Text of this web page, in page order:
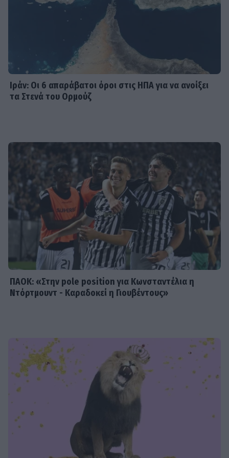
Λένα Παπαληγούρα για Άκη Πάντο:
«Ο γάμος μας είναι πολύ καλύτερος
απ’ ό,τι είχα φανταστεί»
Παπούλια σε αυτή τη φωτογραφία; Η
ανάρτηση και το μήνυμα με
αποδέκτες
SHOWBIZ
Οικονομάκου: To fashion souvenir
από τα Bora Bora - H χειροποίητη
τσάντα από φύλλα που θα ζηλέψεις
Ιράν: Οι 6 απαράβατοι όροι στις ΗΠΑ για να ανοίξει
τα Στενά του Ορμούζ
ΠΑΟΚ: «Στην pole position για Κωνσταντέλια η
Ντόρτμουντ - Καραδοκεί η Γιουβέντους»